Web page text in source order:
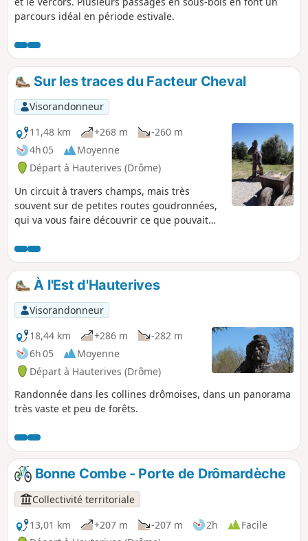
parcours idéal en période estivale.
Sur les traces du Facteur Cheval
Visorandonneur
11,48 km
+268 m
-260 m
4h 05
Moyenne
Départ à Hauterives (Drôme)
Un circuit à travers champs, mais très
souvent sur de petites routes goudronnées,
qui va vous faire découvrir ce que pouvait
Peut-être même que certaines portions du
parcours faisaient partie de sa tournée !
À l'Est d'Hauterives
Visorandonneur
18,44 km
+286 m
-282 m
6h 05
Moyenne
Départ à Hauterives (Drôme)
Randonnée dans les collines drômoises, dans un panorama
très vaste et peu de forêts.
Bonne Combe - Porte de Drômardèche
Collectivité territoriale
13,01 km
+207 m -207 m 2h
Facile